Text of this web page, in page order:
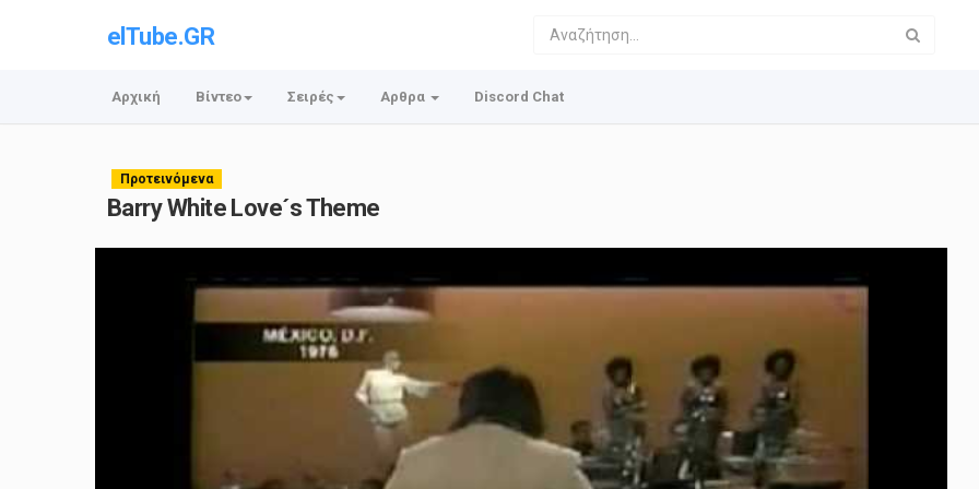
elTube.GR
Αρχική Βίντεο Σειρές Αρθρα Discord Chat
Προτεινόμενα
Barry White Love´s Theme